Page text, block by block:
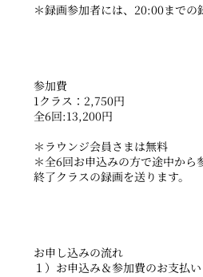
＊録画参加者には、20:00までの
参加費
1クラス：2,750円
全6回:13,200円
＊ラウンジ会員さまは無料
＊全6回お申込みの方で途中から
終了クラスの録画を送ります。
お申し込みの流れ
１）お申込み＆参加費のお支払い